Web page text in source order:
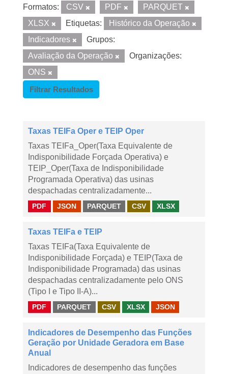
Formatos: CSV PDF
PARQUET
XLSX
Etiquetas:
Histórico da Operação
Indicadores
Grupos:
Avaliação da Operação
Organizações:
ONS
Filtrar Resultados
Taxas TEIFa Oper e TEIP Oper
Taxas TEIFa_Oper(Taxa Equivalente de
Indisponibilidade Forçada Operativa) e
TEIP_Oper(Taxa de Indisponibilidade
Programada Operativa) das usinas
despachadas centralizadamente...
PDF JSON PARQUET CSV XLSX
Taxas TEIFa e TEIP
Taxas TEIFa(Taxa Equivalente de
Indisponibilidade Forçada) e TEIP(Taxa de
Indisponibilidade Programada) das usinas
despachadas centralizadamente pelo ONS
(Tipo I e Tipo II-A)...
PDF PARQUET CSV XLSX JSON
Indicadores de Desempenho das Funções
Geração por Unidade Geradora em Base
Anual
Indicadores de desempenho das funções